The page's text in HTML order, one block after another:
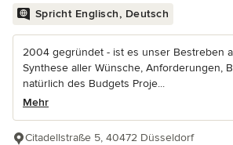
Spricht Englisch, Deutsch
2004 gegründet - ist es unser Bestreben
Synthese aller Wünsche, Anforderungen,
natürlich des Budgets Proje...
Mehr
Citadellstraße 5, 40472 Düsseldorf